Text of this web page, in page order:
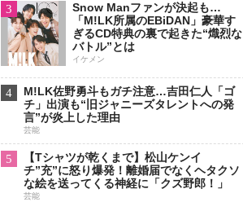
3
Snow Manファンが決起も…
「M!LK所属のEBiDAN」豪華す
ぎるCD特典の裏で起きた“熾烈な
バトル”とは
イケメン
4
M!LK佐野勇斗もガチ注意…吉田仁人「ゴ
チ」出演も“旧ジャニーズタレントへの発
言”が炎上した理由
芸能
5
【Tシャツが乾くまで】松山ケンイ
チ”充”に怒り爆発！離婚届でなくヘタクソ
な絵を送ってくる神経に「クズ野郎！」
芸能